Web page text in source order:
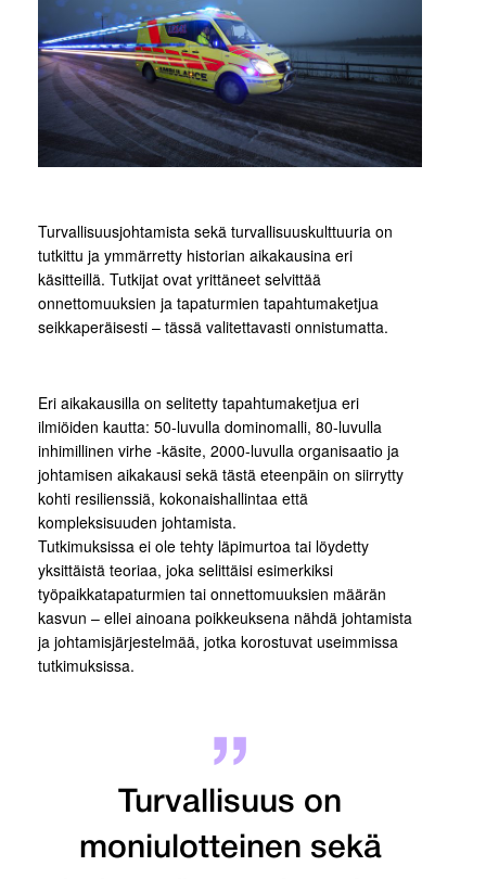
Turvallisuusjohtamista sekä turvallisuuskulttuuria on
tutkittu ja ymmärretty historian aikakausina eri
käsitteillä. Tutkijat ovat yrittäneet selvittää
onnettomuuksien ja tapaturmien tapahtumaketjua
seikkaperäisesti – tässä valitettavasti onnistumatta.
Eri aikakausilla on selitetty tapahtumaketjua eri
ilmiöiden kautta: 50-luvulla dominomalli, 80-luvulla
inhimillinen virhe -käsite, 2000-luvulla organisaatio ja
johtamisen aikakausi sekä tästä eteenpäin on siirrytty
kohti resilienssiä, kokonaishallintaa että
kompleksisuuden johtamista.
Tutkimuksissa ei ole tehty läpimurtoa tai löydetty
yksittäistä teoriaa, joka selittäisi esimerkiksi
työpaikkatapaturmien tai onnettomuuksien määrän
kasvun – ellei ainoana poikkeuksena nähdä johtamista
ja johtamisjärjestelmää, jotka korostuvat useimmissa
tutkimuksissa.
Turvallisuus on
moniulotteinen sekä